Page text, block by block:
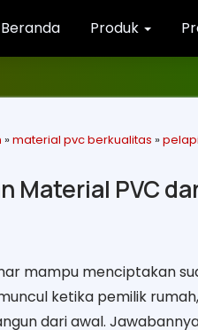
Beranda Produk
»material pvc berkualitas »
Material PVC
mampu menciptakan
ketika pemilik
dari awal.